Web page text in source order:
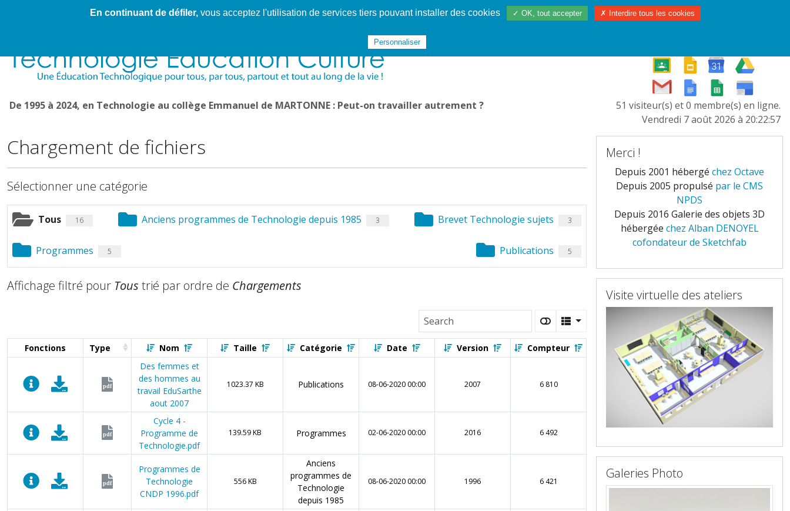
Cahier de textes patrickRICHARD Cahier de texte Websphère Les services De 1995 à 2020 TÉC 1997/2023 L'EUROPE
De 1995 à 2024, en Technologie au collège Emmanuel de MARTONNE : Peut-on travailler autrement ?
51 visiteur(s) et 0 membre(s) en ligne.
Vendredi 7 août 2026 à 20:22:57
Chargement de fichiers
Sélectionner une catégorie
Tous 16 Anciens programmes de Technologie depuis 1985 3 Brevet Technologie sujets 3
Programmes 5 Publications 5
Affichage filtré pour Tous trié par ordre de Chargements
Fonctions Type Nom Taille Catégorie Date Version Compteur
pdf
Des femmes et
des hommes au
travail EduSarthe
aout 2007
1023.37 KB Publications 08-06-2020 00:00 2007 6 810
pdf
Cycle 4 -
Programme de
Technologie.pdf
139.59 KB Programmes 02-06-2020 00:00 2016 6 492
pdf
Programmes de
Technologie
CNDP 1996.pdf
556 KB
Anciens
programmes de
Technologie
depuis 1985
08-06-2020 00:00 1996 6 421
Merci !
Depuis 2001 hébergé chez Octave
Depuis 2005 propulsé par le CMS
NPDS
Depuis 2016 Galerie des objets 3D
hébergée chez Alban DENOYEL
cofondateur de Sketchfab
Visite virtuelle des ateliers
Galeries Photo
En continuant de défiler,vous acceptez l'utilisation de services tiers pouvant installer des cookies ✓ OK, tout accepter ✗ Interdire tous les cookies
Personnaliser